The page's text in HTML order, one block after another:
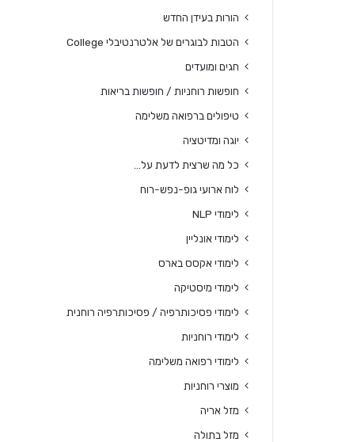
הורות בעידן החדש
הטבות לבוגרים של אלטרנטיבלי College
חגים ומועדים
חופשות רוחניות / חופשות בריאות
טיפולים ברפואה משלימה
יוגה ומדיטציה
כל מה שרצית לדעת על…
לוח ארועי גופ-נפש-רוח
לימודי NLP
לימודי אונליין
לימודי אקסס בארס
לימודי מיסטיקה
לימודי פסיכותרפיה / פסיכותרפיה רוחנית
לימודי רוחניות
לימודי רפואה משלימה
מוצרי רוחניות
מזל אריה
מזל בתולה